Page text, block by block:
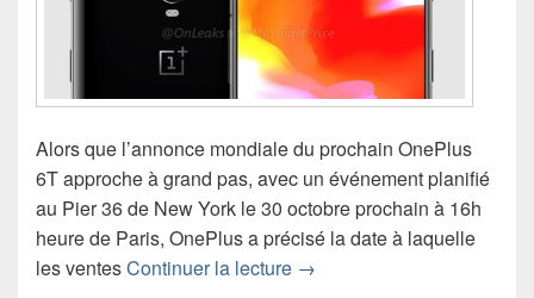
Alors que l’annonce mondiale du prochain OnePlus
6T approche à grand pas, avec un événement planifié
au Pier 36 de New York le 30 octobre prochain à 16h
heure de Paris, OnePlus a précisé la date à laquelle
les ventesContinuer la lecture Le OnePlus 6T précise sa
→